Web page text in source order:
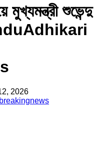
মুখ্যমন্ত্রী শুভেন্দু
2026
breakingnews